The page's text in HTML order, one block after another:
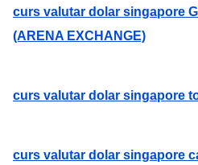
curs valutar dolar singapore
(ARENA EXCHANGE)
curs valutar dolar singapore
curs valutar dolar singapore